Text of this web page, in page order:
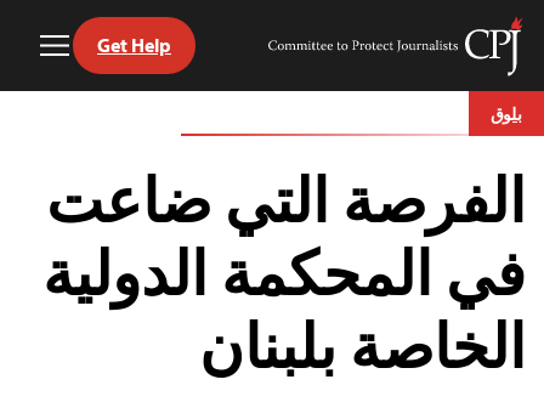
Skip
to
Committee
Journalists
Get Help
بلوق
الفرصة التي ضاعت
في المحكمة الدولية
الخاصة بلبنان